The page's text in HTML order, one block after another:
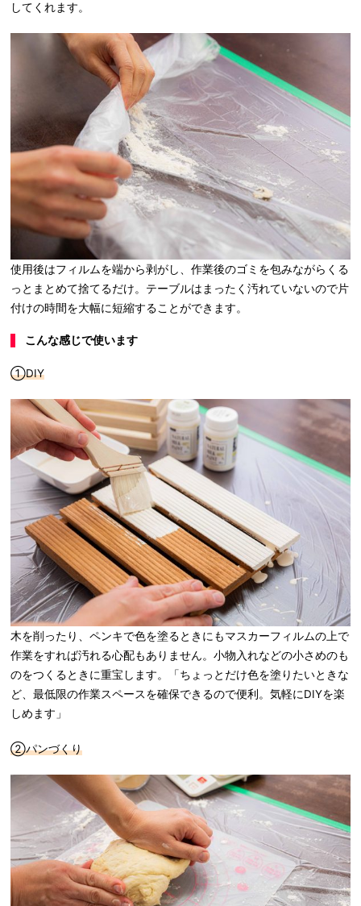
してくれます。
使用後はフィルムを端から剥がし、作業後のゴミを包みながらくる
っとまとめて捨てるだけ。テーブルはまったく汚れていないので片
付けの時間を大幅に短縮することができます。
こんな感じで使います
①DIY
木を削ったり、ペンキで色を塗るときにもマスカーフィルムの上で
作業をすれば汚れる心配もありません。小物入れなどの小さめのも
のをつくるときに重宝します。「ちょっとだけ色を塗りたいときな
ど、最低限の作業スペースを確保できるので便利。気軽にDIYを楽
しめます」
②パンづくり